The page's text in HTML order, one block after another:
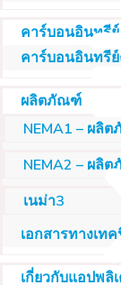
คาร์บอนอินทรีย์
คาร์บอนอินทรีย์
ผลิตภัณฑ์
NEMA1 – ผลิ
NEMA2 – ผลิ
เนม่า3
เอกสารทางเทค
เกี่ยวกับแอปพลิ